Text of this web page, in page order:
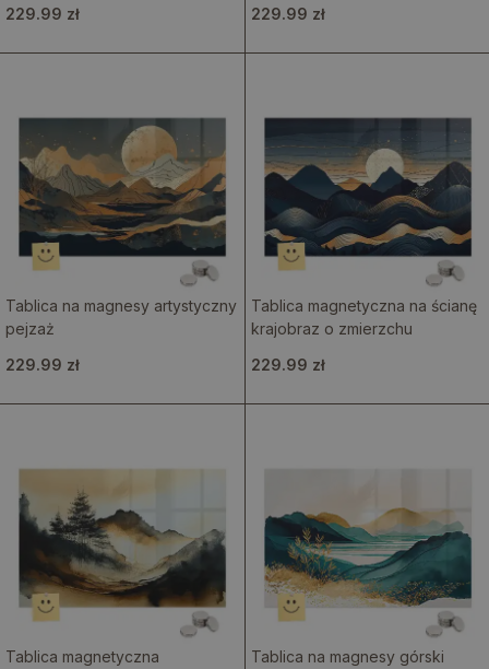
229.99 zł
229.99 zł
Tablica na magnesy artystyczny
pejzaż
229.99 zł
Tablica magnetyczna na ścianę
krajobraz o zmierzchu
229.99 zł
Tablica magnetyczna
Tablica na magnesy górski